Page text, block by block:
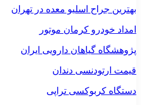
بهترین جراح اسلیو معده در تهران
امداد خودرو کرمان موتور
پژوهشگاه گیاهان دارویی ایران
قیمت ارتودنسی دندان
دستگاه کربوکسی تراپی